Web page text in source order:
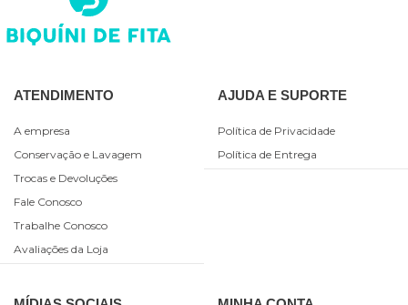
ATENDIMENTO
A empresa
Conservação e Lavagem
Trocas e Devoluções
Fale Conosco
Trabalhe Conosco
Avaliações da Loja
AJUDA E SUPORTE
Política de Privacidade
Política de Entrega